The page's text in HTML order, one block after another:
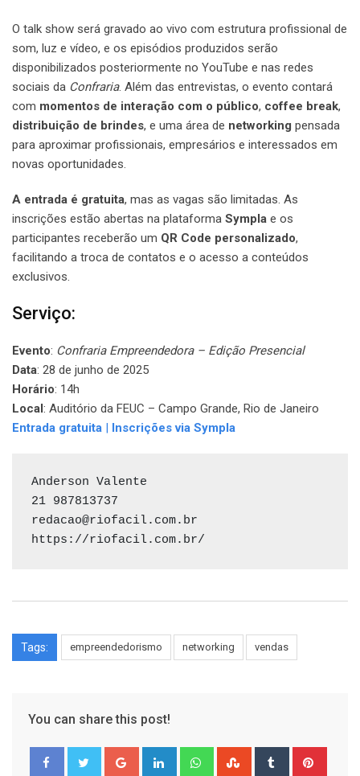
O talk show será gravado ao vivo com estrutura profissional de
som, luz e vídeo, e os episódios produzidos serão
disponibilizados posteriormente no YouTube e nas redes
sociais da Confraria. Além das entrevistas, o evento contará
com momentos de interação com o público, coffee break,
distribuição de brindes, e uma área de networking pensada
para aproximar profissionais, empresários e interessados em
novas oportunidades.
A entrada é gratuita, mas as vagas são limitadas. As
inscrições estão abertas na plataforma Sympla e os
participantes receberão um QR Code personalizado,
facilitando a troca de contatos e o acesso a conteúdos
exclusivos.
Serviço:
Evento: Confraria Empreendedora – Edição Presencial
Data: 28 de junho de 2025
Horário: 14h
Local: Auditório da FEUC – Campo Grande, Rio de Janeiro
Entrada gratuita | Inscrições via Sympla
Anderson Valente
21 987813737
redacao@riofacil.com.br
https://riofacil.com.br/
Tags: empreendedorismo networking vendas
You can share this post!
Google+ LinkedIn WhatsappStumbleUpon
Tumblr